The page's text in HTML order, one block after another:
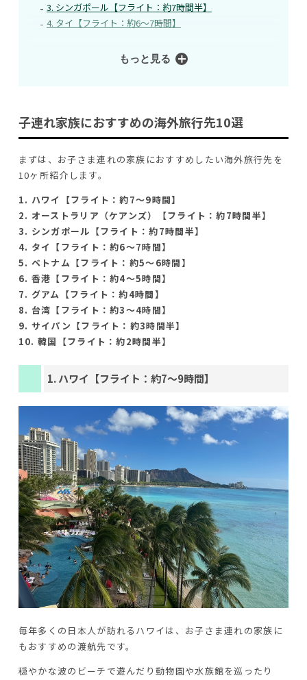
3. シンガポール【フライト：約7時間半】
4. タイ【フライト：約6〜7時間】
もっと見る
子連れ家族におすすめの海外旅行先10選
まずは、お子さま連れの家族におすすめしたい海外旅行先を
10ヶ所紹介します。
1. ハワイ【フライト：約7〜9時間】
2. オーストラリア（ケアンズ）【フライト：約7時間半】
3. シンガポール【フライト：約7時間半】
4. タイ【フライト：約6〜7時間】
5. ベトナム【フライト：約5〜6時間】
6. 香港【フライト：約4〜5時間】
7. グアム【フライト：約4時間】
8. 台湾【フライト：約3〜4時間】
9. サイパン【フライト：約3時間半】
10. 韓国【フライト：約2時間半】
1. ハワイ【フライト：約7〜9時間】
毎年多くの日本人が訪れるハワイは、お子さま連れの家族に
もおすすめの渡航先です。
穏やかな波のビーチで遊んだり動物園や水族館を巡ったり